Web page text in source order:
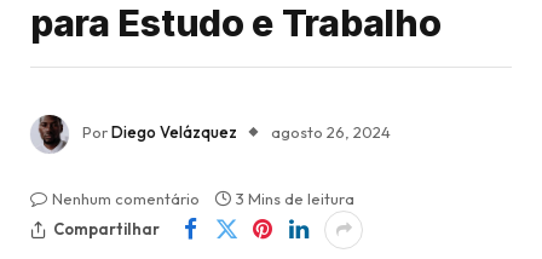
para Estudo e Trabalho
PorDiego Velázquez agosto 26, 2024
Nenhum comentário
3 Mins de leitura
Compartilhar